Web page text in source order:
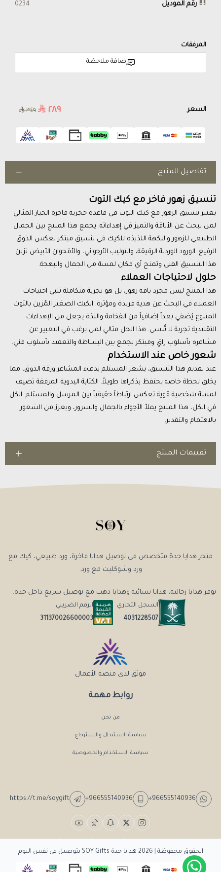
رقم الموديل 0234
المرفقات
إضافة ملاحظة
السعر ٢٨٩ ٣٤٩
تفاصيل المنتج
تنسيق زهور فاخر مع كيك التوت
يعتبر تنسيق الزهور مع كيك التوت في قاعدة حجرية فاخرة الخيار المثالي
لمن يبحث عن الأناقة والتميز في إهداءاته. يجمع هذا المنتج بين الجمال
الطبيعي للزهور والنكهة اللذيذة للكيك في تنسيق مبتكر يعكس الذوق
الرفيع. الورود الوردية الرقيقة، والتوليب الأرجواني، والأقحوان الأبيض تزين
هذا التنسيق الفني وتمنح أي مكان لمسة من الجمال والبهجة.
حلول لاحتياجات العملاء
هذا المنتج ليس مجرد باقة زهور، بل هو تجربة متكاملة تلبي احتياجات
العملاء في البحث عن هدية فريدة ومؤثرة. الكيك الصغير المُزين بالتوت
المتنوع يُضفي بعداً إضافياً من الفخامة واللذة يجعل من الإهداءات
التقليدية تجربة لا تُنسى. هذا الحل مثالي لمن يرغب في التعبير عن
مشاعره بأسلوب راقٍ ومبتكر يجمع بين البساطة والتعقيد بأسلوب فني.
شعور خاص عند الاستخدام
عند تقديم هذا التنسيق، يشعر المستلم بدفء المشاعر ورقة الذوق، مما
يخلق لحظة خاصة يحتفظ بذكراها طويلاً. الكتابة اليدوية المرفقة تضيف
لمسة شخصية قوية تعكس ارتباطاً حقيقياً بين المرسل والمستلم. الكل
في الكل، هذا المنتج يملأ الأجواء بالجمال والسرور، ويعزز من الشعور
بالاهتمام والتقدير.
تقييمات المنتج
روابط مهمة
من نحن
سياسة الاستبدال والاسترجاع
سياسة الاستخدام والخصوصية
متجر هدايا جدة متخصص في توصيل هدايا فاخرة، ورد طبيعي، كيك مع
ورد وشوكليت مع ورد.
نوفر هدايا رجاليه، هدايا نسائيه وهدايا ذهب مع توصيل سريع داخل جدة.
السجل التجاري
4031228507
الرقم الضريبي
311370026600003
موثق لدى منصة الأعمال
+966555140936
+966555140936
https://t.me/soygift
الحقوق محفوظة | 2026 هدايا جدة SOY Gifts بتوصيل في نفس اليوم